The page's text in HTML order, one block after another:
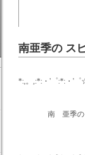
南亜季の ス
*:,。,:*:・'゜:*:・'
南 亜季の